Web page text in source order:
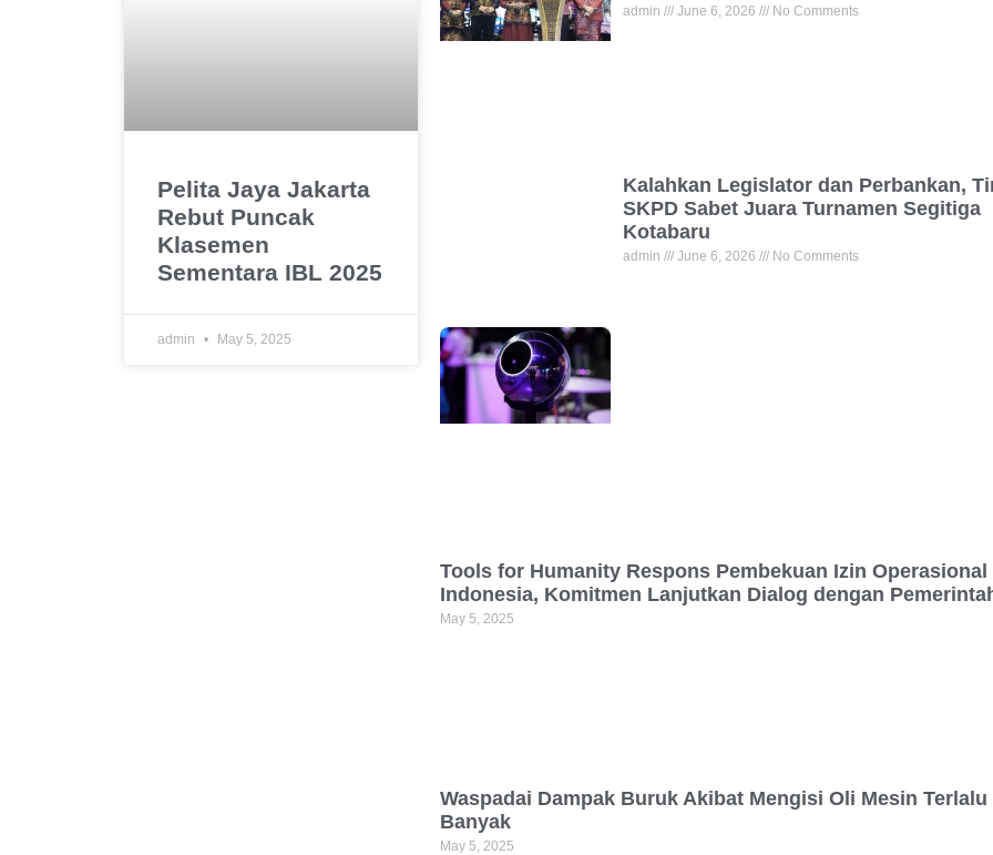
Pelita Jaya Jakarta
Rebut Puncak
Klasemen
Sementara IBL 2025
admin May 5, 2025
admin June 6, 2026 No Comments
Kalahkan Legislator dan Perbankan,
SKPD Sabet Juara Turnamen Segitiga
Kotabaru
admin June 6, 2026 No Comments
Tools for Humanity Respons Pembekuan Izin Operasional
Indonesia, Komitmen Lanjutkan Dialog dengan
May 5, 2025
Waspadai Dampak Buruk Akibat Mengisi Oli Mesin Terlalu
Banyak
May 5, 2025